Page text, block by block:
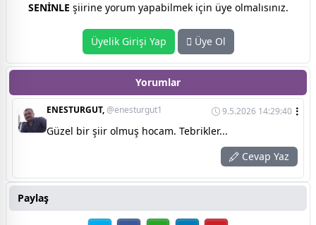
SENİNLE şiirine yorum yapabilmek için üye olmalısınız.
Üyelik Girişi Yap Üye Ol
Yorumlar
ENESTURGUT,@enesturgut1 9.5.2026 14:29:40
Güzel bir şiir olmuş hocam. Tebrikler...
Cevap Yaz
Paylaş